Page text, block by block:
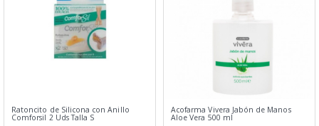
Ratoncito de Silicona con Anillo
Comforsil 2 Uds Talla S
Acofarma Vivera Jabón de Manos
Aloe Vera 500 ml